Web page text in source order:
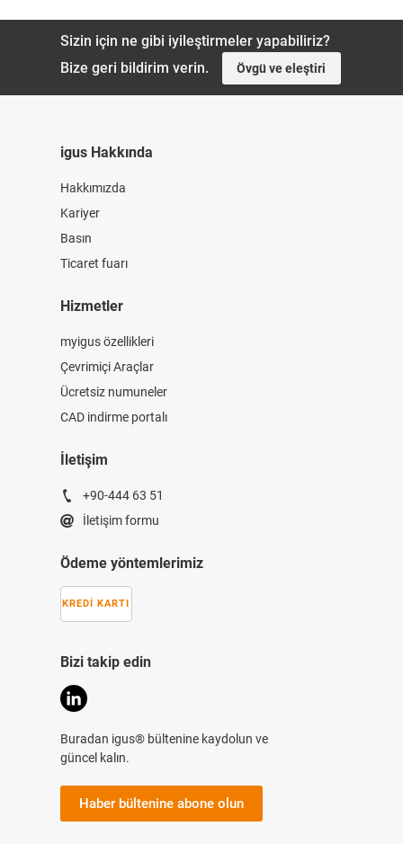
Sizin için ne gibi iyileştirmeler yapabiliriz?
Bize geri bildirim verin.
Övgü ve eleştiri
igus Hakkında
Hakkımızda
Kariyer
Basın
Ticaret fuarı
Hizmetler
myigus özellikleri
Çevrimiçi Araçlar
Ücretsiz numuneler
CAD indirme portalı
İletişim
+90-444 63 51
İletişim formu
Ödeme yöntemlerimiz
KREDI KARTI
Bizi takip edin
Buradan igus® bültenine kaydolun ve
güncel kalın.
Haber bültenine abone olun